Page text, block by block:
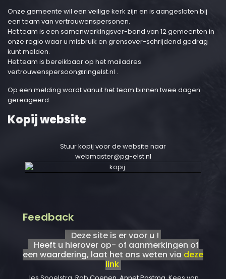
Onze gemeente wil een veilige kerk zijn en is aangesloten bij
een team van vertrouwenspersonen.
Het team is een samenwerkingsver-band van 12 gemeenten in
onze regio waar u misbruik en grensover-schrijdend gedrag
kunt melden.
Het team is bereikbaar op het mailadres:
vertrouwenspersoon@ringelst.nl .
Op een melding wordt vanuit het team binnen twee dagen
gereageerd.
Kopij website
Stuur kopij voor de website naar
webmaster@pg-elst.nl
Feedback
Deze site is er voor u !
Heeft u hierover op- of aanmerkingen of
een waardering, laat het ons weten via deze
link